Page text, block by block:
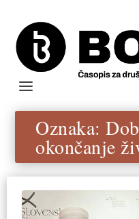
Oznaka:
okončanje